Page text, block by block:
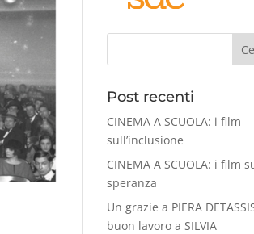
Post recenti
CINEMA A SCUOLA: i film
sull’inclusione
CINEMA A SCUOLA: i film
speranza
Un grazie a PIERA
buon lavoro a SILVIA